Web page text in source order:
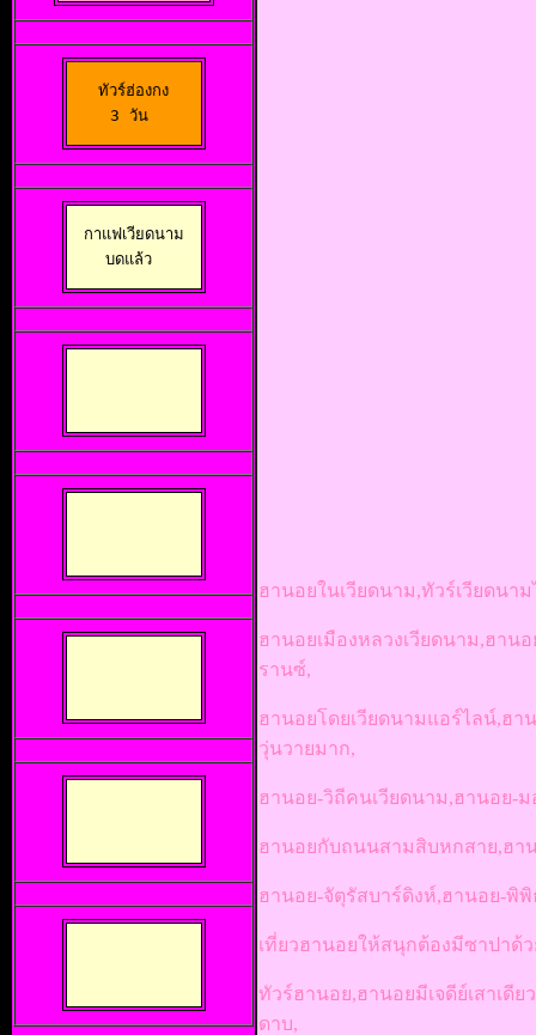
ทัวร์ฮ่องกง
3 วัน
กาแฟเวียดนาม
บดแล้ว
ฮานอยในเวียดนาม,ทัวร์เวียดนา
ฮานอยเมืองหลวงเวียดนาม,ฮาน
รานซ์,
ฮานอยโดยเวียดนามแอร์ไลน์,ฮาน
วุ่นวายมาก,
ฮานอย-วิถีคนเวียดนาม,ฮานอย-
ฮานอยกับถนนสามสิบหกสาย,ฮา
ฮานอย-จัตุรัสบาร์ดิงห์,ฮานอย-พิ
เที่ยวฮานอยให้สนุกต้องมีซาปาด้
ทัวร์ฮานอย,ฮานอยมีเจดีย์เสาเดี
ดาบ,